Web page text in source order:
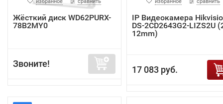
Жёсткий диск WD62PURX-
78B2MY0
Звоните!
IP Видеокамера
DS-2CD2643G2-LIZS2U
12mm)
17 083 руб.